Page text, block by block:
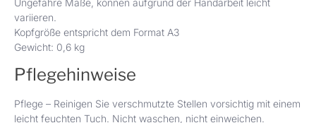
Ungefähre Maße, können aufgrund der Handarbeit leicht
variieren.
Kopfgröße entspricht dem Format A3
Gewicht: 0,6 kg
Pflegehinweise
Pflege – Reinigen Sie verschmutzte Stellen vorsichtig mit einem
leicht feuchten Tuch. Nicht waschen, nicht einweichen.